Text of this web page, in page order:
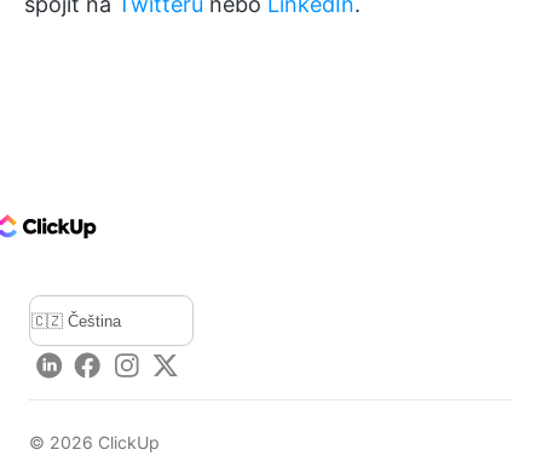
Logo
LinkedInFacebook
Instagram
Twitter
© 2026 ClickUp